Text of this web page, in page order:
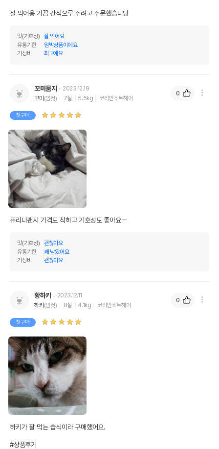
잘 먹어용 가끔 간식으루 주려고 주문했습니당
맛(기호성)
잘 먹어요
유통기한
임박상품이에요
가성비
최고에요
꼬미뭄지
2023.12.19
꼬미(암컷) 7살 5.5kg 코리안쇼트헤어
첫구매
퓨리나팬시 가격도 착하고 기호성도 좋아요ㅡ
맛(기호성)
괜찮아요
유통기한
꽤 남았어요
가성비
괜찮아요
0
황하키
2023.12.11
하키(암컷) 8살 4.1kg 코리안쇼트헤어
첫구매
하키가 잘 먹는 습식이라 구매했어요.
#상품후기
0